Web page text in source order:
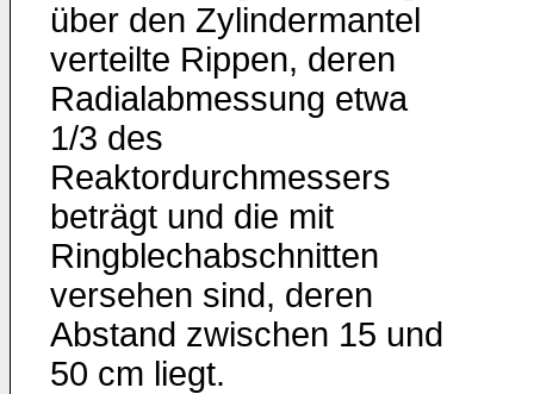
über den Zylinderman­tel
verteilte Rippen, deren
Radialabmessung etwa
1/3 des
Reaktordurchmessers
beträgt und die mit
Ringblechabschnitten
versehen sind, deren
Abstand zwischen 15 und
50 cm liegt.